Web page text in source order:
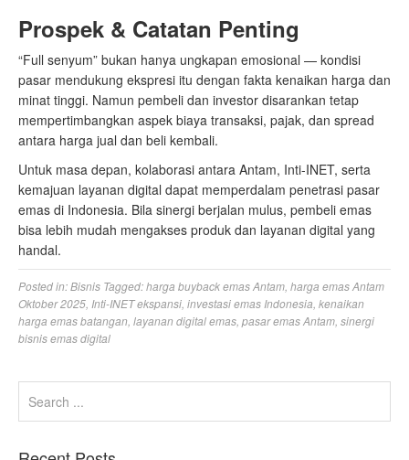
Prospek & Catatan Penting
“Full senyum” bukan hanya ungkapan emosional — kondisi
pasar mendukung ekspresi itu dengan fakta kenaikan harga dan
minat tinggi. Namun pembeli dan investor disarankan tetap
mempertimbangkan aspek biaya transaksi, pajak, dan spread
antara harga jual dan beli kembali.
Untuk masa depan, kolaborasi antara Antam, Inti-INET, serta
kemajuan layanan digital dapat memperdalam penetrasi pasar
emas di Indonesia. Bila sinergi berjalan mulus, pembeli emas
bisa lebih mudah mengakses produk dan layanan digital yang
handal.
Posted in:Bisnis Tagged:harga buyback emas Antam harga emas Antam
Oktober 2025 Inti-INET ekspansi investasi emas Indonesia kenaikan
harga emas batangan layanan digital emas pasar emas Antam sinergi
bisnis emas digital